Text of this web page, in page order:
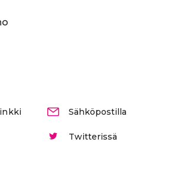
Sähköpostilla
Twitterissä